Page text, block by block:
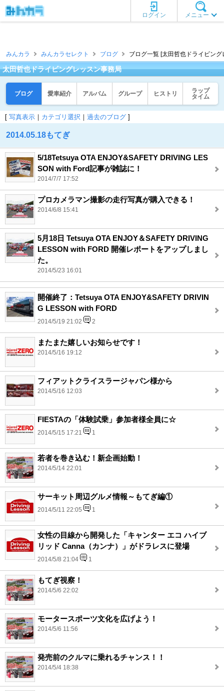
メニュー
ログイン
みんカラ みんカラセレクト ブログ ブログ一覧 [太田哲也ドライビン
太田哲也ドライビングレッスン事務局
ブログ 愛車紹介 アルバム グループ ヒストリ
ラップ
タイム
[ 写真表示 ｜ カテゴリ選択 ｜ 過去のブログ ]
2014.05.18もてぎ
5/18Tetsuya OTA ENJOY&SAFETY DRIVING LES
SON with Ford記事が雑誌に！
2014/7/7 17:52
プロカメラマン撮影の走行写真が購入できる！
2014/6/8 15:41
5月18日 Tetsuya OTA ENJOY＆SAFETY DRIVING
LESSON with FORD 開催レポートをアップしまし
た。
2014/5/23 16:01
開催終了：Tetsuya OTA ENJOY&SAFETY DRIVIN
G LESSON with FORD
2014/5/19 21:02 2
またまた嬉しいお知らせです！
2014/5/16 19:12
フィアットクライスラージャパン様から
2014/5/16 12:03
FIESTAの「体験試乗」参加者様全員に☆
2014/5/15 17:21 1
若者を巻き込む！新企画始動！
2014/5/14 22:01
サーキット周辺グルメ情報～もてぎ編①
2014/5/11 22:05 1
女性の目線から開発した「キャンター エコ ハイブ
リッド Canna（カンナ）」がドラレスに登場
2014/5/8 21:04 1
もてぎ視察！
2014/5/6 22:02
モータースポーツ文化を広げよう！
2014/5/6 11:56
発売前のクルマに乗れるチャンス！！
2014/5/4 18:38